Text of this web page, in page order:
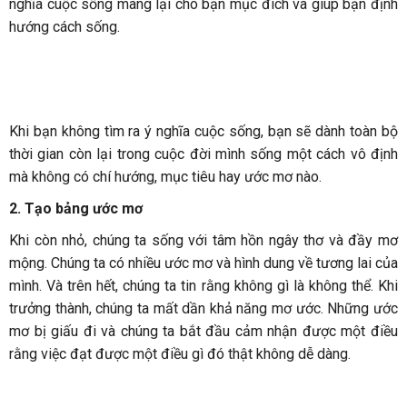
nghĩa cuộc sống mang lại cho bạn mục đích và giúp bạn định
hướng cách sống.
Khi bạn không tìm ra ý nghĩa cuộc sống, bạn sẽ dành toàn bộ
thời gian còn lại trong cuộc đời mình sống một cách vô định
mà không có chí hướng, mục tiêu hay ước mơ nào.
2. Tạo bảng ước mơ
Khi còn nhỏ, chúng ta sống với tâm hồn ngây thơ và đầy mơ
mộng. Chúng ta có nhiều ước mơ và hình dung về tương lai của
mình. Và trên hết, chúng ta tin rằng không gì là không thể. Khi
trưởng thành, chúng ta mất dần khả năng mơ ước. Những ước
mơ bị giấu đi và chúng ta bắt đầu cảm nhận được một điều
rằng việc đạt được một điều gì đó thật không dễ dàng.